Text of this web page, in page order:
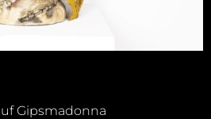
Gipsmadonna